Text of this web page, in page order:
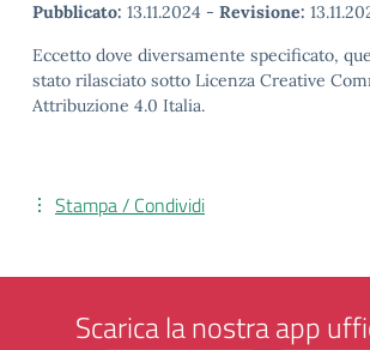
Pubblicato: 13.11.2024 - Revisione:
Eccetto dove diversamente specificato,
stato rilasciato sotto Licenza Creative
Attribuzione 4.0 Italia.
Stampa / Condividi
Scarica la nostra app